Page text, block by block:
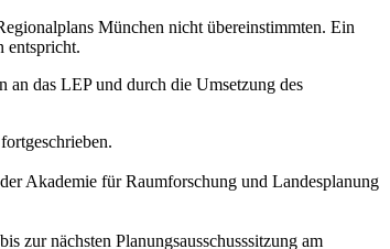
München nicht übereinstimmten. Ein
entspricht.
an das LEP und durch die Umsetzung des
Akademie für Raumforschung und Landesplanung
zur nächsten Planungsausschusssitzung am